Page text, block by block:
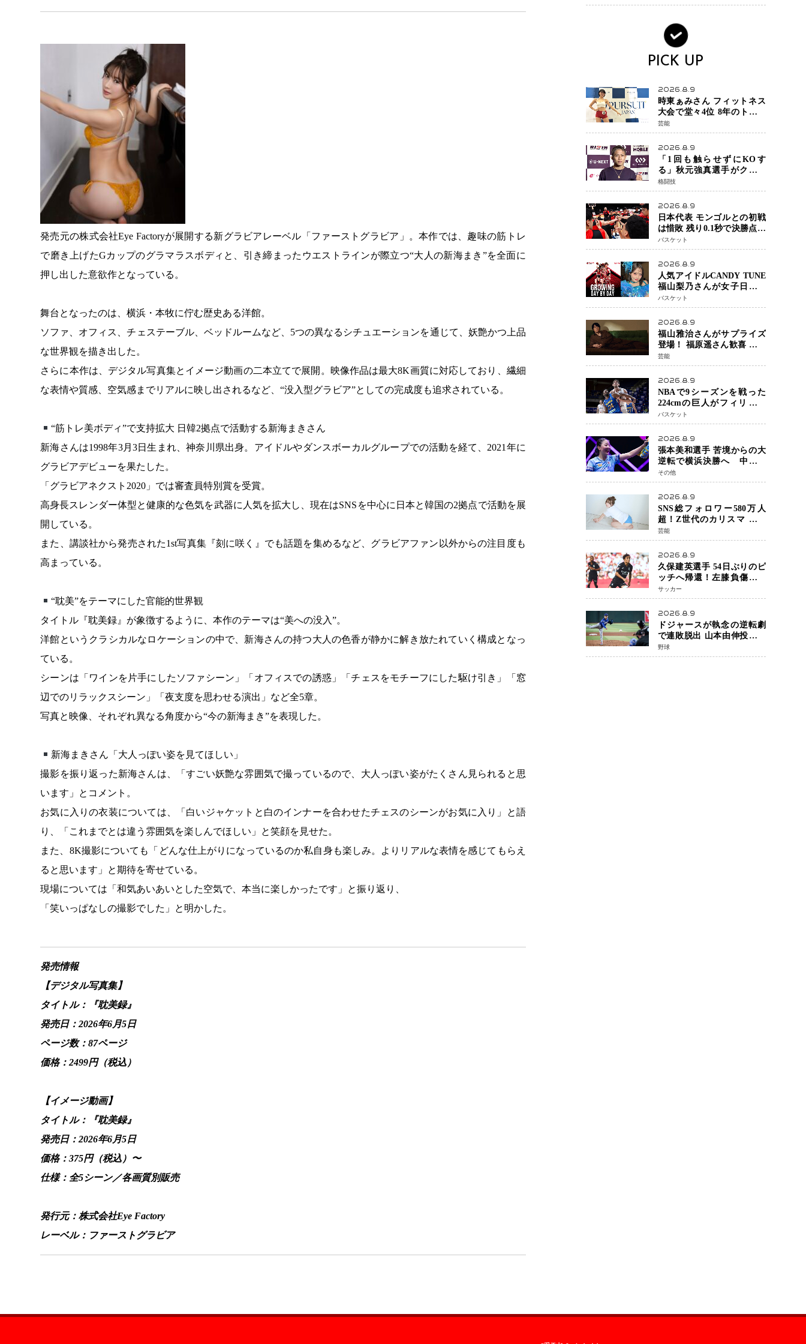
発売元の株式会社Eye Factoryが展開する新グラビアレーベル「ファーストグラビア」。本作では、趣味の筋トレ
で磨き上げたGカップのグラマラスボディと、引き締まったウエストラインが際立つ“大人の新海まき”を全面に
押し出した意欲作となっている。
舞台となったのは、横浜・本牧に佇む歴史ある洋館。
ソファ、オフィス、チェステーブル、ベッドルームなど、5つの異なるシチュエーションを通じて、妖艶かつ上品
な世界観を描き出した。
さらに本作は、デジタル写真集とイメージ動画の二本立てで展開。映像作品は最大8K画質に対応しており、繊細
な表情や質感、空気感までリアルに映し出されるなど、“没入型グラビア”としての完成度も追求されている。
“筋トレ美ボディ”で支持拡大 日韓2拠点で活動する新海まきさん
新海さんは1998年3月3日生まれ、神奈川県出身。アイドルやダンスボーカルグループでの活動を経て、2021年に
グラビアデビューを果たした。
「グラビアネクスト2020」では審査員特別賞を受賞。
高身長スレンダー体型と健康的な色気を武器に人気を拡大し、現在はSNSを中心に日本と韓国の2拠点で活動を展
開している。
また、講談社から発売された1st写真集『刻に咲く』でも話題を集めるなど、グラビアファン以外からの注目度も
高まっている。
“耽美”をテーマにした官能的世界観
タイトル『耽美録』が象徴するように、本作のテーマは“美への没入”。
洋館というクラシカルなロケーションの中で、新海さんの持つ大人の色香が静かに解き放たれていく構成となっ
ている。
シーンは「ワインを片手にしたソファシーン」「オフィスでの誘惑」「チェスをモチーフにした駆け引き」「窓
辺でのリラックスシーン」「夜支度を思わせる演出」など全5章。
写真と映像、それぞれ異なる角度から“今の新海まき”を表現した。
新海まきさん「大人っぽい姿を見てほしい」
撮影を振り返った新海さんは、「すごい妖艶な雰囲気で撮っているので、大人っぽい姿がたくさん見られると思
います」とコメント。
お気に入りの衣装については、「白いジャケットと白のインナーを合わせたチェスのシーンがお気に入り」と語
り、「これまでとは違う雰囲気を楽しんでほしい」と笑顔を見せた。
また、8K撮影についても「どんな仕上がりになっているのか私自身も楽しみ。よりリアルな表情を感じてもらえ
ると思います」と期待を寄せている。
現場については「和気あいあいとした空気で、本当に楽しかったです」と振り返り、
「笑いっぱなしの撮影でした」と明かした。
発売情報
【デジタル写真集】
タイトル：『耽美録』
発売日：2026年6月5日
ページ数：87ページ
価格：2499円（税込）
【イメージ動画】
タイトル：『耽美録』
発売日：2026年6月5日
価格：375円（税込）〜
仕様：全5シーン／各画質別販売
発行元：株式会社Eye Factory
レーベル：ファーストグラビア
ンか混迷続く
PICK UP
2026.8.9
時東ぁみさん フィットネス
大会で堂々4位 8年のトレー
ニングが生んだ健康美「4位
になってホッとしていま
す」
芸能
2026.8.9
「1回も触らせずにKOす
る」秋元強真選手がクレベ
ル・コイケ戦に自信 青木
真也と2カ月の寝技対策「引
き込まれても大丈夫」
格闘技
2026.8.9
日本代表 モンゴルとの初戦
は惜敗 残り0.1秒で決勝点を
許すもハーパージュニア15
得点 カーク18得点と存在感
バスケット
2026.8.9
人気アイドルCANDY TUNE
福山梨乃さんが女子日本代
表戦に登場 8月14日「三井不
動産カップ」でスペシャル
ゲスト 大のバスケ好きと
して魅力を発信
バスケット
2026.8.9
福山雅治さんがサプライズ
登場！ 福原遥さん歓喜 主演
映画『あの星が降る丘で、
君とまた出会いたい。』舞
台あいさつ
芸能
2026.8.9
NBAで9シーズンを戦った
224cmの巨人がフィリピン
へ ボバン・マリヤノビッチ
ジョーンズカップで新たな
挑戦
バスケット
2026.8.9
張本美和選手 苦境からの大
逆転で横浜決勝へ 中国の
難敵・王芸迪選手を撃破
「ここからまた行くぞ」
兄・智和選手との兄妹Vにも
期待
その他
2026.8.9
SNS総フォロワー580万人
超！Z世代のカリスマ さく
らさん 待望の1st写真集が11
月5日発売決定 沖縄で“今し
か残せない姿”を撮影
芸能
2026.8.9
久保建英選手 54日ぶりのピ
ッチへ帰還！左膝負傷から
待望の実戦復帰
サッカー
2026.8.9
ドジャースが執念の逆転劇
で連敗脱出 山本由伸投手は
107球の力投 大谷翔平選手が
延長10回に勝利を呼び込む
野球